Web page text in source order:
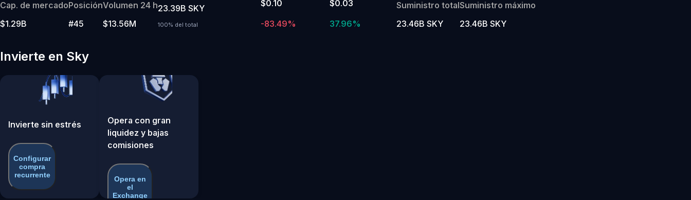
Cap. de mercado
$1.29B
Posición
#45
Volumen 24 h
$13.56M
23.39B SKY
100% del total
$0.10
-83.49%
$0.03
37.96%
Suministro total
23.46B SKY
Suministro máximo
23.46B SKY
Invierte en Sky
Invierte sin estrés
Configurar
compra
recurrente
Opera con gran
liquidez y bajas
comisiones
Opera en
el
Exchange